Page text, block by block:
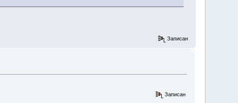
Записан
Записан